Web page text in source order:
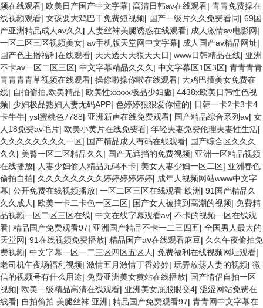
频在线观看| 欧美日产国产中文字幕| 高清日韩av在线观看| 青青免费操在
线视频观看| 女孩要大鸡巴干免费短视频| 国产一级片久久免费看同| 69国
产亚洲精品成人av久久 | 人妻丝袜美腿诱惑在线观看| 成人激情av电影网|
一区二区三区视频美女| av手机版天堂网中文字幕| 成人国产av精品网址|
国产色主播福利在线观看| 天天透天天狠天天日| www日韩精品在线| 亚洲
不卡av一区二区三区| 中文字幕精品久久久 | 中文字幕区1区3区| 青青青青
青青青青草视频在线观看| 操你啦操你啦在线观看| 大鸡巴插美女免费在
线| 自拍偷拍,欧美精品| 欧美性xxxxx极品少妇撇| 4438x欧美日韩性色视
频| 少妇极品熟妇人妻无码APP| 色婷婷狠狠爱你懂的| 日韩一卡2卡3卡4
卡牛牛| ysl蜜桃色7788| 亚洲新声在线免费观看| 国产精品综合系列av| 女
人18免费av毛片| 欧美小黄片在线免费看| 年轻夫妻免费伦理夫妻性生活|
久久久久久久久久一区| 国产精品成人有码在线观看| 国产综合区久久久
久久 | 美臀一区二区精品久久 | 国产无遮挡的免费视频| 亚洲一区精品视频
在线播放| 人妻少妇偷人精品无码不卡| 美女人妻少妇一区二区| 亚洲春色
偷拍自拍| 久久久久久久久久婷婷婷婷婷婷| 成年人视频网站www中文字
幕| 公开免费在线视频播放| 一区二区三区在线观看 欧洲| 91国产精品久
久久成人 | 欧美一卡二卡色一区二区| 国产女人被搞到高潮的视频| 免费精
品视频一区二区三区在线| 中文在线字幕观看av| 不卡的视频一区在线观
看| 精品国产免费观看97| 亚洲国产精品不卡一二三四五| 全国男人最大的
天堂网| 91在线视频免费播放| 精品国产aⅴ在线观看麻豆| 久久午夜偷拍免
费视频| 中文字幕一区一二三区四区五区人 | 免费福利在线视频网址观看|
老司机午夜场福利视频| 激情五月激情丁香婷婷| 玩弄放荡人妻的视频| 微
信的视频号有什么用途| 免费亚洲美女黄站在线播放| 国产情侣自拍一区
视频| 欧美一级精品高清在线观看| 亚洲美女屁股眼交4| 涩涩网站免费在
线看| 自拍偷拍 美腿丝袜 亚洲| 精品国产免费观看97| 青青网中文字幕在